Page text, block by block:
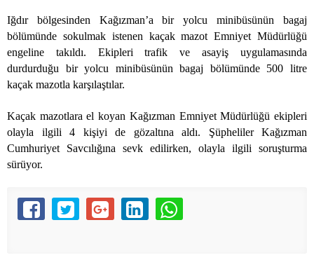
Iğdır bölgesinden Kağızman’a bir yolcu minibüsünün bagaj
bölümünde sokulmak istenen kaçak mazot Emniyet Müdürlüğü
engeline takıldı. Ekipleri trafik ve asayiş uygulamasında
durdurduğu bir yolcu minibüsünün bagaj bölümünde 500 litre
kaçak mazotla karşılaştılar.
Kaçak mazotlara el koyan Kağızman Emniyet Müdürlüğü ekipleri
olayla ilgili 4 kişiyi de gözaltına aldı. Şüpheliler Kağızman
Cumhuriyet Savcılığına sevk edilirken, olayla ilgili soruşturma
sürüyor.